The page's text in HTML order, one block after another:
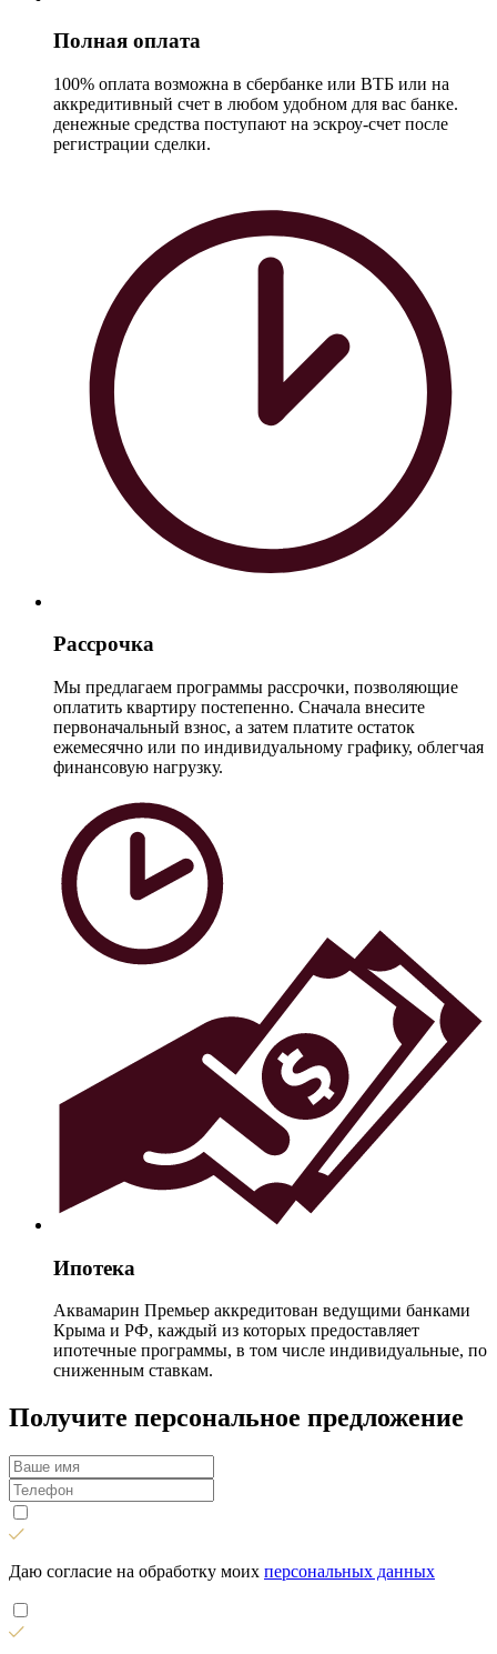
Полная оплата
100% оплата возможна в сбербанке или ВТБ или на
аккредитивный счет в любом удобном для вас банке.
денежные средства поступают на эскроу-счет после
регистрации сделки.
Рассрочка
Мы предлагаем программы рассрочки, позволяющие
оплатить квартиру постепенно. Сначала внесите
первоначальный взнос, а затем платите остаток
ежемесячно или по индивидуальному графику, облегчая
финансовую нагрузку.
Ипотека
Аквамарин Премьер аккредитован ведущими банками
Крыма и РФ, каждый из которых предоставляет
ипотечные программы, в том числе индивидуальные, по
сниженным ставкам.
Получите персональное предложение
Даю согласие на обработку моих персональных данных